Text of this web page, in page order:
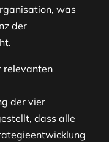
was
der
relevanten
der vier
dass alle